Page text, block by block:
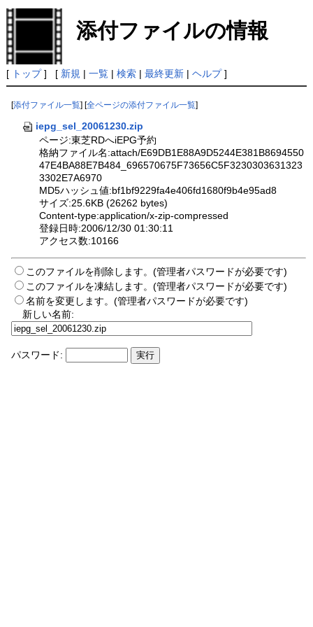
添付ファイルの情報
[ トップ] [ 新規 | 一覧| 検索| 最終更新| ヘルプ]
[添付ファイル一覧] [全ページの添付ファイル一覧]
iepg_sel_20061230.zip
ページ:東芝RDへiEPG予約
格納ファイル名:attach/E69DB1E88A9D5244E381B8694550
47E4BA88E7B484_696570675F73656C5F3230303631323
3302E7A6970
MD5ハッシュ値:bf1bf9229fa4e406fd1680f9b4e95ad8
サイズ:25.6KB (26262 bytes)
Content-type:application/x-zip-compressed
登録日時:2006/12/30 01:30:11
アクセス数:10166
このファイルを削除します。(管理者パスワードが必要です)
このファイルを凍結します。(管理者パスワードが必要です)
名前を変更します。(管理者パスワードが必要です)
新しい名前:
パスワード: